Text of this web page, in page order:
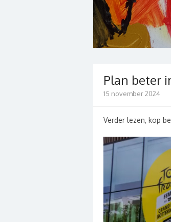
Plan beter
15 november 2024
Verder lezen, kop